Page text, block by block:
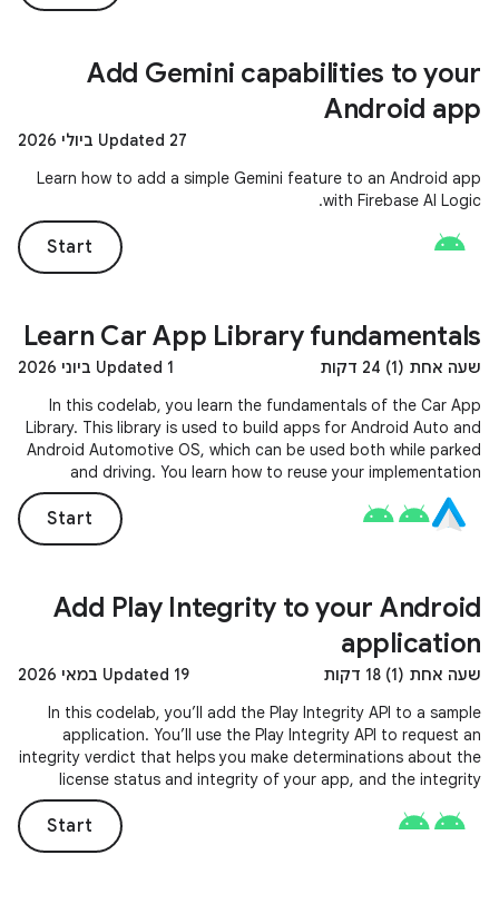
Add Gemini capabilities to your
Android app
Updated 27 ביולי 2026
Learn how to add a simple Gemini feature to an Android app
with Firebase AI Logic.
Start
Learn Car App Library fundamentals
שעה אחת (1) 24 דקות
Updated 1 ביוני 2026
In this codelab, you learn the fundamentals of the Car App
Library. This library is used to build apps for Android Auto and
Android Automotive OS, which can be used both while parked
and driving. You learn how to reuse your implementation
across both platforms and have it handle the hard stuff, like
different screen configurations and input methods.
Start
Add Play Integrity to your Android
application
שעה אחת (1) 18 דקות
Updated 19 במאי 2026
In this codelab, you’ll add the Play Integrity API to a sample
application. You’ll use the Play Integrity API to request an
integrity verdict that helps you make determinations about the
license status and integrity of your app, and the integrity
Start